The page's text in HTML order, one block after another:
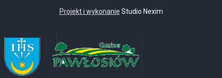
Projekt i wykonanie Studio Nexim